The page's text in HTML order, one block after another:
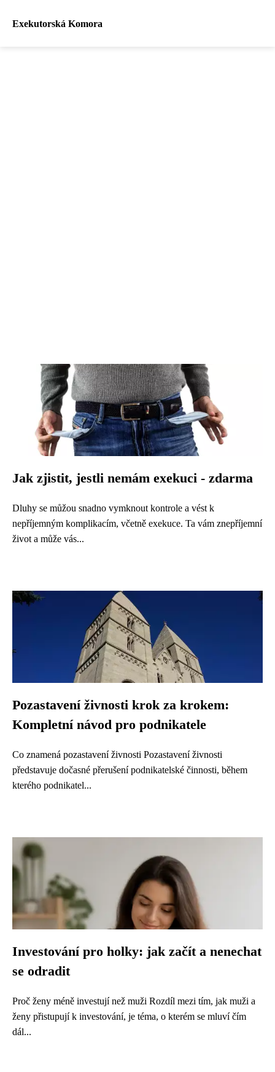
Exekutorská Komora
Jak zjistit, jestli nemám exekuci - zdarma
Dluhy se můžou snadno vymknout kontrole a vést k
nepříjemným komplikacím, včetně exekuce. Ta vám znepříjemní
život a může vás...
Pozastavení živnosti krok za krokem:
Kompletní návod pro podnikatele
Co znamená pozastavení živnosti Pozastavení živnosti
představuje dočasné přerušení podnikatelské činnosti, během
kterého podnikatel...
Investování pro holky: jak začít a nenechat
se odradit
Proč ženy méně investují než muži Rozdíl mezi tím, jak muži a
ženy přistupují k investování, je téma, o kterém se mluví čím
dál...